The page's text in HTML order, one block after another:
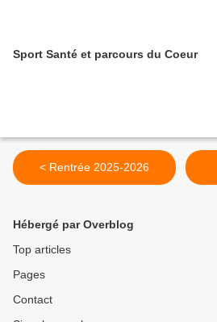
Sport Santé et parcours du Coeur
< Rentrée 2025-2026
Hébergé par Overblog
Top articles
Pages
Contact